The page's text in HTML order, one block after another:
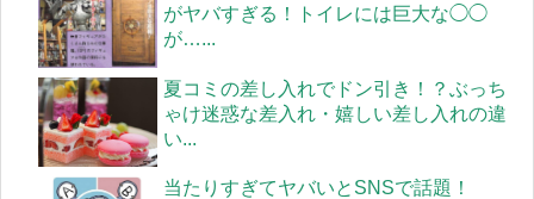
がヤバすぎる！トイレには巨大な◯◯
が…...
夏コミの差し入れでドン引き！？ぶっち
ゃけ迷惑な差入れ・嬉しい差し入れの違
い...
当たりすぎてヤバいとSNSで話題！